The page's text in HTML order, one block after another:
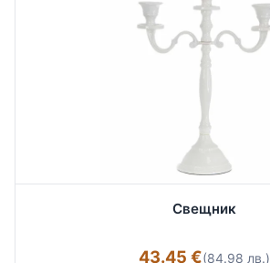
Свещник
43.45 €(84.98 лв.)